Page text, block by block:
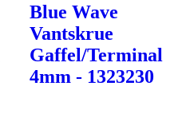
Blue Wave
Vantskrue
Gaffel/Terminal
4mm - 1323230